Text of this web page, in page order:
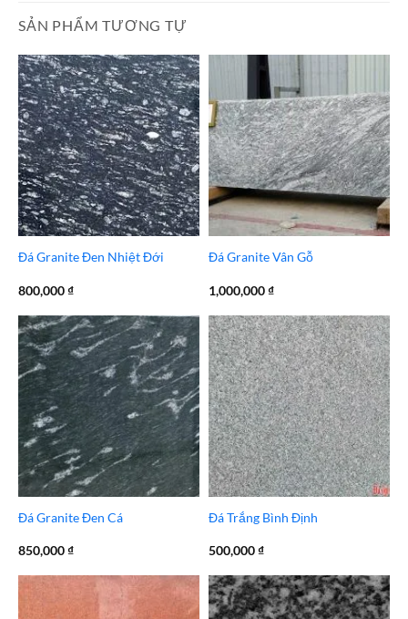
SẢN PHẨM TƯƠNG TỰ
Đá Granite Đen Nhiệt Đới
800,000₫
Đá Granite Vân Gỗ
1,000,000₫
Đá Granite Đen Cá
850,000₫
Đá Trắng Bình Định
500,000₫